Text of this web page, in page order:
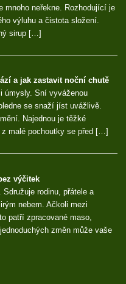
mnoho neřekne. Rozhodující je
výluhu a čistota složení.
sirup […]
a jak zastavit noční chutě
úmysly. Sní vyváženou
se snaží jíst uvážlivě.
Najednou je těžké
malé pochoutky se před […]
výčitek
rodinu, přátele a
nebem. Ačkoli mezi
patří zpracované maso,
změn může vaše